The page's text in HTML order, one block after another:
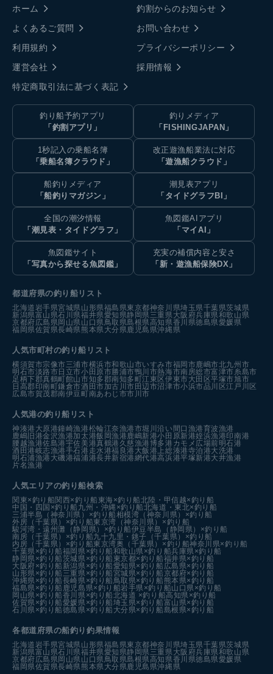
ホーム
釣割からのお知らせ
よくあるご質問
お問い合わせ
利用規約
プライバシーポリシー
運営会社
採用情報
特定商取引法に基づく表記
釣り船予約アプリ
「釣割アプリ」
釣りメディア
「FISHINGJAPAN」
1秒記入の乗船名簿
「乗船名簿クラウド」
改正遊漁船業法に対応
「遊漁船クラウド」
船釣りメディア
「船釣りマガジン」
潮見表アプリ
「タイドグラフBI」
全国の潮汐情報
「潮見表・タイドグラフ」
魚図鑑AIアプリ
「マイAI」
魚図鑑サイト
「写真から探せる魚図鑑」
充実の補償内容と安さ
「新・遊漁船保険DX」
都道府県の釣り船リスト
北海道岩手県宮城県山形県福島県東京都神奈川県埼玉県千葉県茨城県
新潟県富山県石川県福井県愛知県静岡県三重県大阪府兵庫県和歌山県
京都府広島県岡山県山口県鳥取県島根県高知県香川県徳島県愛媛県
福岡県佐賀県長崎県熊本県大分県鹿児島県沖縄県
人気市町村の釣り船リスト
横須賀市宗像市三浦市横浜市和歌山市いすみ市福岡市鹿嶋市北九州市
明石市淡路市 日立市小田原市勝浦市鴨川市熱海市南房総市富津市糸島市
足柄下郡真鶴町館山市知多郡南知多町江東区伊東市大田区平塚市旭市
日高郡印南町鎌倉市酒田市加古川市 田辺市沼津市小浜市品川区江戸川区
広島市賀茂郡南伊豆町南あわじ市市川市
人気港の釣り船リスト
神湊港 大原港鐘崎漁港松輪江奈漁港市堀川沿い 間口漁港育波漁港
鹿嶋旧港金沢漁港加太港飯岡漁港鹿嶋新港小田原新港姪浜漁港印南港
腰越漁港佐島港宇佐美港真鶴港 久慈漁港博多港カモメ広場前明石港
酒田港岐志漁港手石港 走水港福良港 大飯港 上総湊港寺泊港大洗港
明石浦漁港 大磯港福浦港長井新宿港網代港高浜港平塚新港大井漁港
片名漁港
人気エリアの釣り船検索
関東×釣り船関西×釣り船 東海×釣り船北陸・甲信越×釣り船
中国・四国×釣り船 九州・沖縄×釣り船北海道・東北×釣り船
三浦半島（神奈川県）×釣り船相模湾（神奈川県）×釣り船
外房（千葉県）×釣り船東京湾（神奈川県）×釣り船
駿河湾・遠州灘（静岡県）×釣り船伊豆半島（静岡県）×釣り船
南房（千葉県）×釣り船九十九里・銚子（千葉県）×釣り船
内房（千葉県）×釣り船東京湾奥（千葉県）×釣り船神奈川県×釣り船
千葉県×釣り船福岡県×釣り船和歌山県×釣り船兵庫県×釣り船
静岡県×釣り船茨城県×釣り船 東京都×釣り船福井県×釣り船
大阪府×釣り船 新潟県×釣り船愛知県×釣り船 広島県×釣り船
山形県×釣り船 三重県×釣り船宮城県×釣り船京都府×釣り船
沖縄県×釣り船長崎県×釣り船鳥取県×釣り船 熊本県×釣り船
福島県×釣り船 鹿児島県×釣り船岩手県×釣り船山口県×釣り船
岡山県×釣り船香川県×釣り船北海道 ×釣り船高知県×釣り船
佐賀県×釣り船愛媛県×釣り船埼玉県×釣り船富山県×釣り船
石川県×釣り船徳島県×釣り船 大分県×釣り船島根県×釣り船
各都道府県の船釣り釣果情報
北海道岩手県宮城県山形県福島県東京都神奈川県埼玉県千葉県茨城県
新潟県富山県石川県福井県愛知県静岡県三重県大阪府兵庫県和歌山県
京都府広島県岡山県山口県鳥取県島根県高知県香川県徳島県愛媛県
福岡県佐賀県長崎県熊本県大分県鹿児島県沖縄県